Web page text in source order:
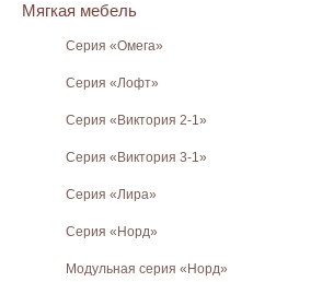
Мягкая мебель
Серия «Омега»
Серия «Лофт»
Серия «Виктория 2-1»
Серия «Виктория 3-1»
Серия «Лира»
Серия «Норд»
Модульная серия «Норд»